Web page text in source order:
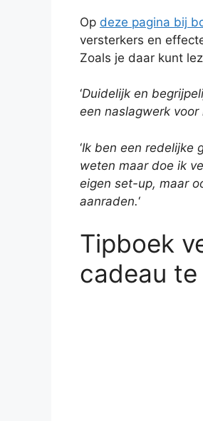
Op deze pagina bij
versterkers en
Zoals je daar kunt
‘Duidelijk en
een naslagwerk
‘Ik ben een redelijke
weten maar doe ik
eigen set-up, maar
aanraden.‘
Tipboek
cadeau